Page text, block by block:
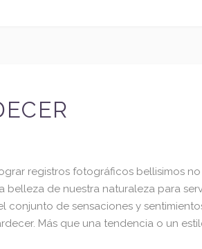
registros fotográficos bellisimos
de nuestra naturaleza para
de sensaciones y
Más que una tendencia o un